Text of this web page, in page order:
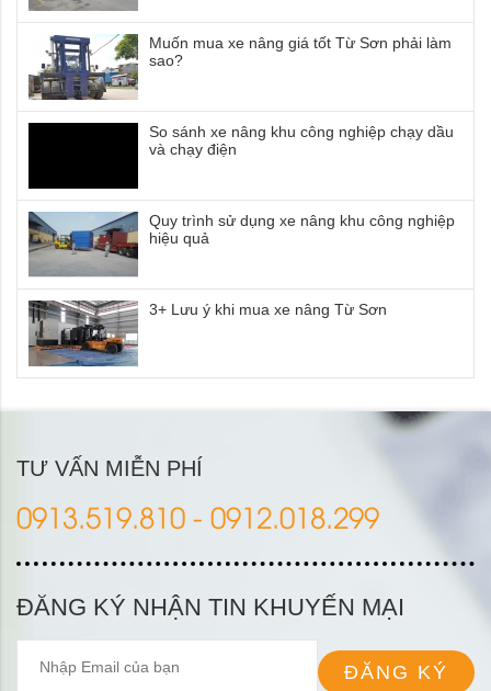
Muốn mua xe nâng giá tốt Từ Sơn phải làm
sao?
So sánh xe nâng khu công nghiệp chạy dầu
và chạy điện
Quy trình sử dụng xe nâng khu công nghiệp
hiệu quả
3+ Lưu ý khi mua xe nâng Từ Sơn
TƯ VẤN MIỄN PHÍ
0913.519.810 - 0912.018.299
ĐĂNG KÝ NHẬN TIN KHUYẾN MẠI
ĐĂNG KÝ